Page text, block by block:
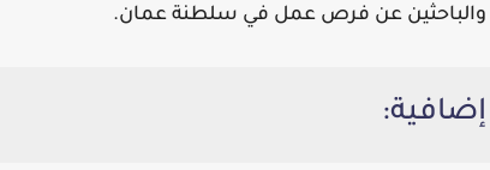
والباحثين عن فرص عمل في سلطنة عمان.